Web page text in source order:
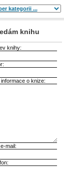
knihu
knihy:
o knize:
mail: